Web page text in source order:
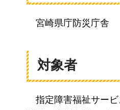
宮崎県庁防災庁舎
対象者
指定障害福祉サー